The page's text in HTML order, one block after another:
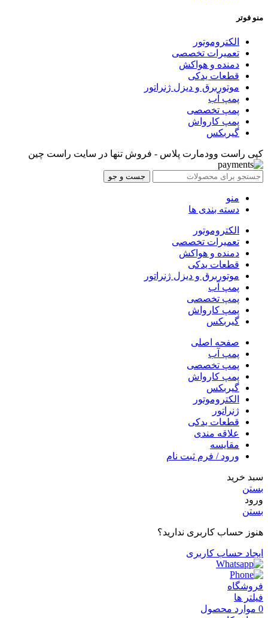
منو فوتر
الکتروموتور
تعمیرات تخصصی
دمنده و هواکش
قطعات یدکی
موتوربرق و دیزل ژنراتور
پمپ آب
پمپ تخصصی
پمپ کارواش
گیربکس
کپی راست وودمارت پلاس - فروش تنها در سایت راست چین
جست و جو
منو
دسته بندی ها
الکتروموتور
تعمیرات تخصصی
دمنده و هواکش
قطعات یدکی
موتوربرق و دیزل ژنراتور
پمپ آب
پمپ تخصصی
پمپ کارواش
گیربکس
صفحه اصلی
پمپ آب
پمپ تخصصی
پمپ کارواش
گیربکس
الکتروموتور
ژنراتور
قطعات یدکی
علاقه مندی
مقایسه
ورود / فرم ثبت نام
سبد خرید
بستن
ورود
بستن
هنوز حساب کاربری ندارید؟
ایجاد حساب کاربری
فروشگاه
فیلتر ها
0 موارد محصول